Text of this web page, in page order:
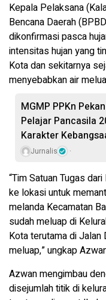
Kepala Pelaksana
Bencana Daerah
dikonfirmasi pasca
intensitas hujan yang
Kota dan sekitarnya
menyebabkan air
MGMP PPKn
Pelajar Pancasila
Karakter
Jurnalis
“Tim Satuan Tugas
ke lokasi untuk
melanda Kecamatan
sudah meluap di
Kota terutama di Jalan
meluap,” ungkap
Azwan mengimbau
disejumlah titik di